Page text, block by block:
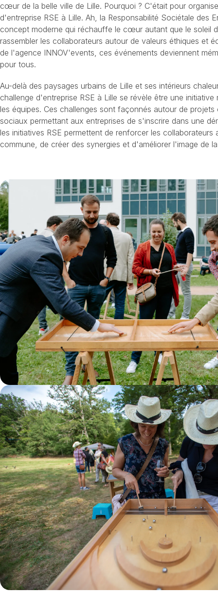
cœur de la belle ville de Lille. Pourquoi ? C'était pour
d'entreprise RSE à Lille. Ah, la Responsabilité Sociétale des
concept moderne qui réchauffe le cœur autant que le soleil
rassembler les collaborateurs autour de valeurs éthiques et
de l'agence INNOV'events, ces événements deviennent
pour tous.
Au-delà des paysages urbains de Lille et ses intérieurs
challenge d'entreprise RSE à Lille se révèle être une
les équipes. Ces challenges sont façonnés autour de
sociaux permettant aux entreprises de s'inscrire dans une
les initiatives RSE permettent de renforcer les collaborateurs
commune, de créer des synergies et d'améliorer l'image de